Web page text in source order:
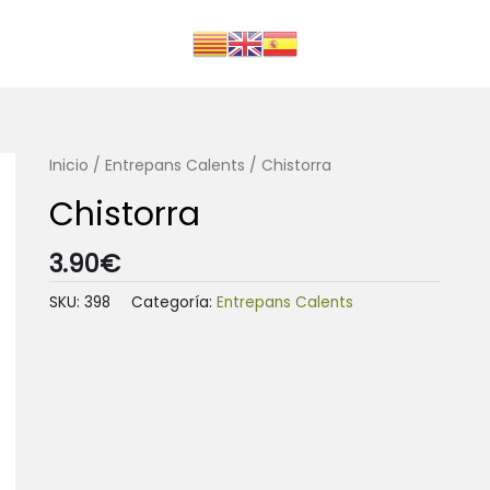
Inicio / Entrepans Calents / Chistorra
Chistorra
3.90€
SKU: 398 Categoría: Entrepans Calents